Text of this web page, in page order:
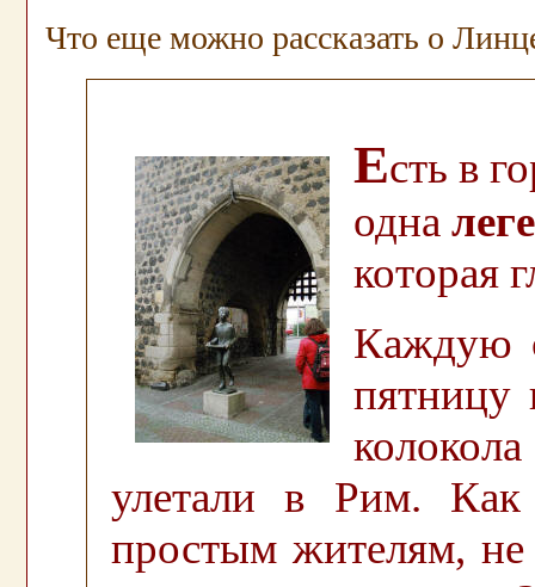
Что еще можно рассказать о
Есть в
одна
которая
Каждую
пятницу
улетали в Рим.
простым жителям,